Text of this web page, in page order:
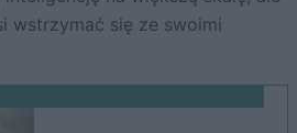
wstrzymać się ze swoimi